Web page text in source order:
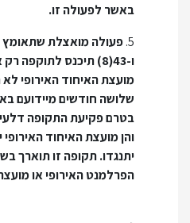
באשר לפעולה זו.
5.
ו-43(8) תיכנס
מועצת האיחוד האירופי
שלושה חודשים מיידועם
בטרם פקיעת התקופה
והן מועצת האיחוד
יתנגדו. תקופה זו תוארך
הפרלמנט האירופי או